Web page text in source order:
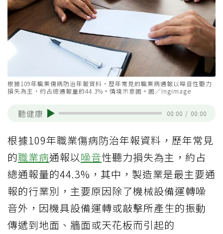
根據109年職業傷病防治年報資料，歷年常見的職業病通報以噪音性聽力
損失為主，約占總通報量的44.3%。情境示意圖。圖／Ingimage
聽健康 00:00 / 00:00
根據109年職業傷病防治年報資料，歷年常見
的職業病通報以噪音性聽力損失為主，約占
總通報量的44.3%，其中，製造業是最主要通
報的行業別，主要原因除了機械設備運轉噪
音外，因機具設備運轉或敲擊所產生的振動
傳遞到地面、牆面或天花板而引起的